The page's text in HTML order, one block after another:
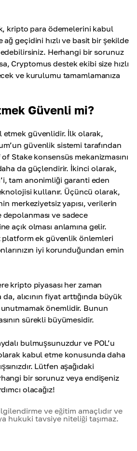
kripto para ödemelerini kabul
geçidini hızlı ve basit bir şekilde
Herhangi bir sorunuz
Cryptomus destek ekibi size hızlı
ve kurulumu tamamlamanıza
Güvenli mi?
etmek güvenlidir. İlk olarak,
güvenlik sistemi tarafından
Stake konsensüs mekanizmasını
da güçlendirir. İkinci olarak,
tam anonimliği garanti eden
kullanır. Üçüncü olarak,
merkeziyetsiz yapısı, verilerin
ve sadece
açık olması anlamına gelir.
platform ek güvenlik önlemleri
iyi korunduğundan emin
kripto piyasası her zaman
alıcının fiyat arttığında büyük
unutmamak önemlidir. Bunun
sürekli büyümesidir.
bulmuşsunuzdur ve POL’u
kabul etme konusunda daha
Lütfen aşağıdaki
bir sorunuz veya endişeniz
olacağız!
ve eğitim amaçlıdır ve
hukuki tavsiye niteliği taşımaz.